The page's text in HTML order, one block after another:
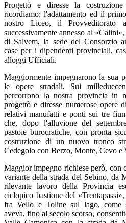
Progettò e diresse la
ricordiamo: l'adattamento ed il
nostro Liceo, il
successivamente annesso al
di Salvem, la sede del Consorzio
case per i dipendenti provinciali,
alloggi Ufficiali.
Maggiormente impegnarono la sua
le opere stradali. Sui
percorrono la nostra provincia in
progettò e diresse numerose opere
relativi manufatti e ponti sui tre
che, dopo l'alluvione del
pastoie burocratiche, con pronta
costruzione di un nuovo tronco
Cedegolo con Berzo, Monte, Cevo e
Maggior impegno richiese però, con
variante della strada del Sebino, da
rilevante lavoro della Provincia
ciclopico bastione del
fra Vello e Toline sul lago, come
aveva, fino al secolo scorso,